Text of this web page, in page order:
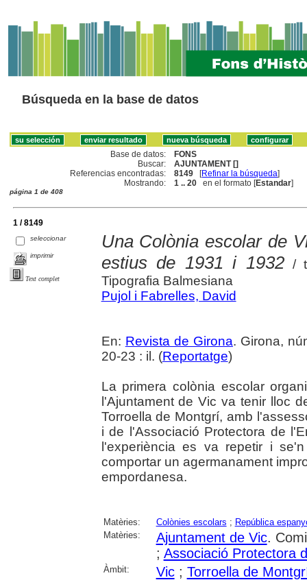
Búsqueda en la base de datos
Base de datos:
FONS
Buscar:
AJUNTAMENT []
Referencias encontradas:
8149 [Refinar la búsqueda]
Mostrando:
1 .. 20 en el formato [Estandar]
página 1 de 408
1 / 8149
seleccionar
imprimir
Text complet
Una Colònia escolar de
estius de 1931 i 1932/
Tipografia Balmesiana
Pujol i Fabrelles, David
En: Revista de Girona. Girona,
20-23 : il. (Reportatge)
La primera colònia escolar
l'Ajuntament de Vic va tenir lloc
Torroella de Montgrí, amb
i de l'Associació Protectora de
l'experiència es va repetir i
comportar un agermanament
empordanesa.
Matèries: Colònies escolars ; República
Matèries:
Ajuntament de Vic.
; Associació Protectora
Àmbit: Vic; Torroella de